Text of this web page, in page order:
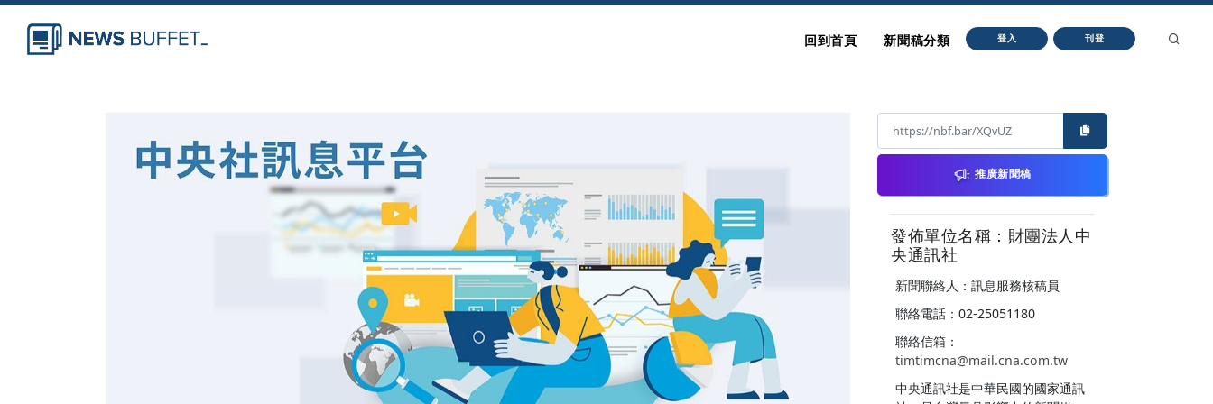
回到首頁 新聞稿分類 登入 刊登
推廣新聞稿
發佈單位名稱：財團法人中
央通訊社
新聞聯絡人：訊息服務核稿員
聯絡電話：02-25051180
聯絡信箱：
timtimcna@mail.cna.com.tw
中央通訊社是中華民國的國家通訊